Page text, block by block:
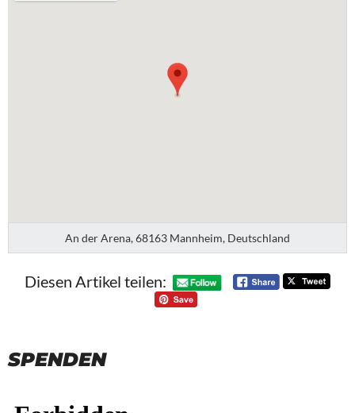
An der Arena, 68163 Mannheim, Deutschland
Diesen Artikel teilen:
SPENDEN